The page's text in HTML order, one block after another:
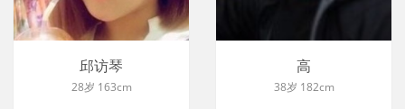
邱访琴
28岁 163cm
高
38岁 182cm